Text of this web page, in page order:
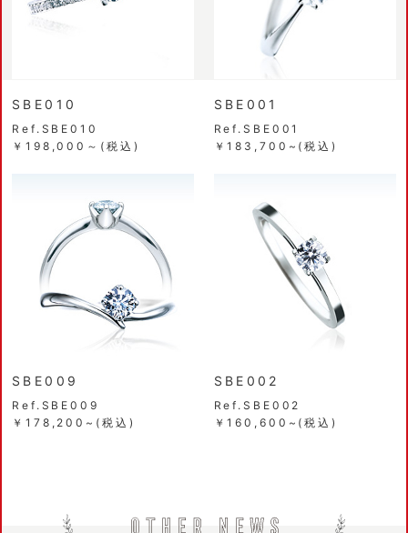
SBE010
Ref.SBE010
￥198,000～(税込)
SBE001
Ref.SBE001
￥183,700~(税込)
SBE009
Ref.SBE009
￥178,200~(税込)
SBE002
Ref.SBE002
￥160,600~(税込)